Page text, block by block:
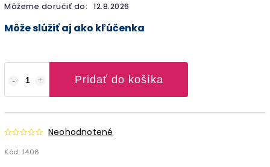
Môžeme doručiť do: 12.8.2026
Pridať do košíka
Neohodnotené
Kód: 1406
Môže slúžiť aj ako kľúčenka